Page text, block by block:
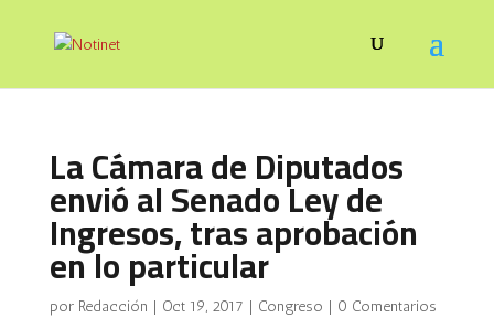
La Cámara de Diputados
envió al Senado Ley de
Ingresos, tras aprobación
en lo particular
por Redacción | Oct 19, 2017 | Congreso | 0 Comentarios